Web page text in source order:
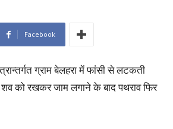
Facebook
ग्राम बेलहरा में फांसी से लटकती
को रखकर जाम लगाने के बाद पथराव फिर